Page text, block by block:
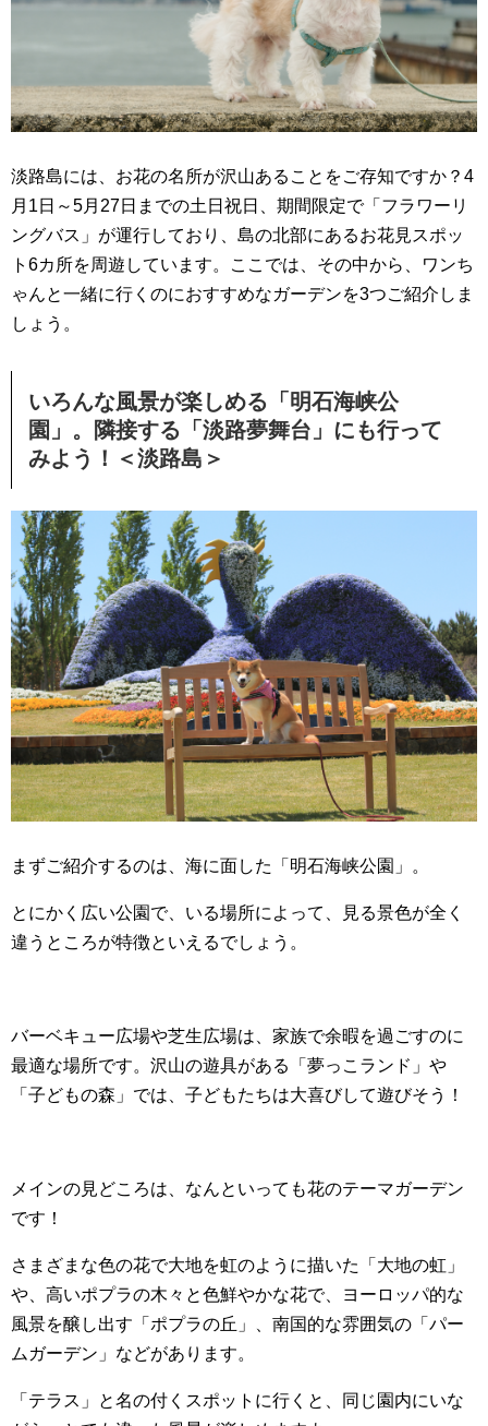
淡路島には、お花の名所が沢山あることをご存知ですか？4
月1日～5月27日までの土日祝日、期間限定で「フラワーリ
ングバス」が運行しており、島の北部にあるお花見スポッ
ト6カ所を周遊しています。ここでは、その中から、ワンち
ゃんと一緒に行くのにおすすめなガーデンを3つご紹介しま
しょう。
いろんな風景が楽しめる「明石海峡公
園」。隣接する「淡路夢舞台」にも行って
みよう！＜淡路島＞
まずご紹介するのは、海に面した「明石海峡公園」。
とにかく広い公園で、いる場所によって、見る景色が全く
違うところが特徴といえるでしょう。
バーベキュー広場や芝生広場は、家族で余暇を過ごすのに
最適な場所です。沢山の遊具がある「夢っこランド」や
「子どもの森」では、子どもたちは大喜びして遊びそう！
メインの見どころは、なんといっても花のテーマガーデン
です！
さまざまな色の花で大地を虹のように描いた「大地の虹」
や、高いポプラの木々と色鮮やかな花で、ヨーロッパ的な
風景を醸し出す「ポプラの丘」、南国的な雰囲気の「パー
ムガーデン」などがあります。
「テラス」と名の付くスポットに行くと、同じ園内にいな